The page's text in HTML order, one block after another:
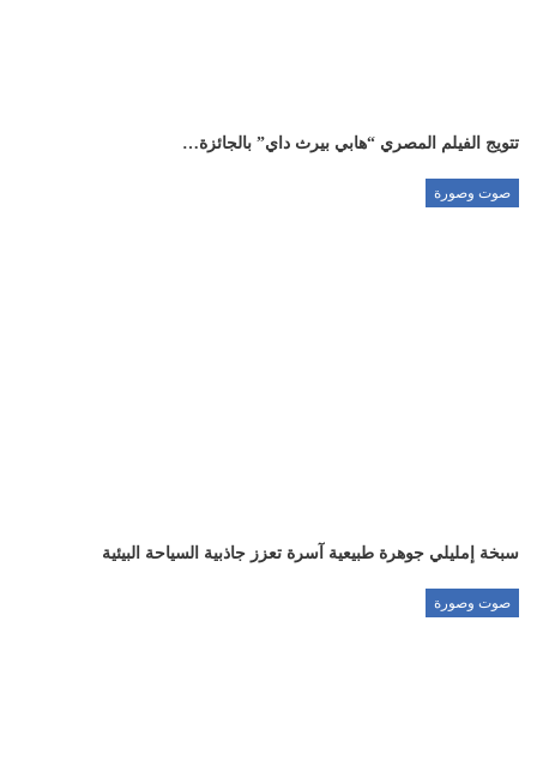
تتويج الفيلم المصري “هابي بيرث داي” بالجائزة…
صوت وصورة
سبخة إمليلي جوهرة طبيعية آسرة تعزز جاذبية السياحة البيئية
صوت وصورة